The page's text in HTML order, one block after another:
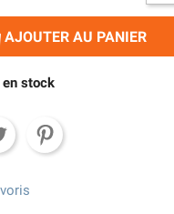
AJOUTER AU PANIER
stock